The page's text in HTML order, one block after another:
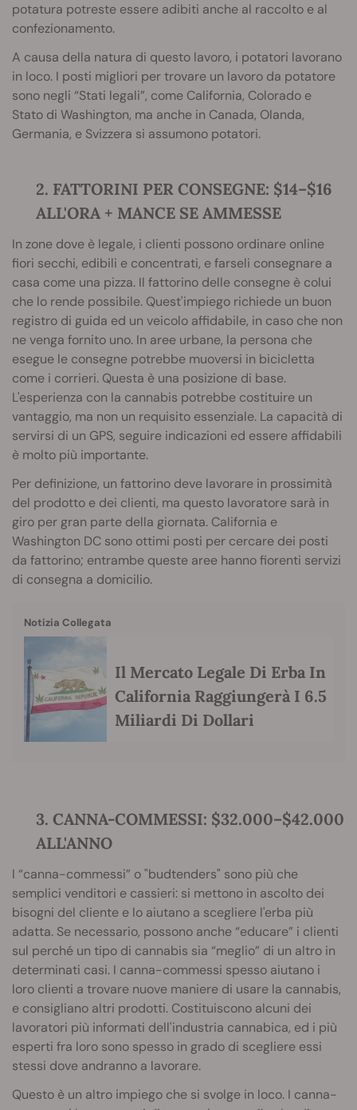
potatura potreste essere adibiti anche al raccolto e al
confezionamento.
A causa della natura di questo lavoro, i potatori lavorano
in loco. I posti migliori per trovare un lavoro da potatore
sono negli “Stati legali”, come California, Colorado e
Stato di Washington, ma anche in Canada, Olanda,
Germania, e Svizzera si assumono potatori.
2. FATTORINI PER CONSEGNE: $14–$16
ALL'ORA + MANCE SE AMMESSE
In zone dove è legale, i clienti possono ordinare online
fiori secchi, edibili e concentrati, e farseli consegnare a
casa come una pizza. Il fattorino delle consegne è colui
che lo rende possibile. Quest'impiego richiede un buon
registro di guida ed un veicolo affidabile, in caso che non
ne venga fornito uno. In aree urbane, la persona che
esegue le consegne potrebbe muoversi in bicicletta
come i corrieri. Questa è una posizione di base.
L'esperienza con la cannabis potrebbe costituire un
vantaggio, ma non un requisito essenziale. La capacità di
servirsi di un GPS, seguire indicazioni ed essere affidabili
è molto più importante.
Per definizione, un fattorino deve lavorare in prossimità
del prodotto e dei clienti, ma questo lavoratore sarà in
giro per gran parte della giornata. California e
Washington DC sono ottimi posti per cercare dei posti
da fattorino; entrambe queste aree hanno fiorenti servizi
di consegna a domicilio.
Notizia Collegata
Il Mercato Legale Di Erba In
California Raggiungerà I 6.5
Miliardi Di Dollari
3. CANNA-COMMESSI: $32.000–$42.000
ALL'ANNO
I “canna-commessi” o "budtenders" sono più che
semplici venditori e cassieri: si mettono in ascolto dei
bisogni del cliente e lo aiutano a scegliere l'erba più
adatta. Se necessario, possono anche “educare” i clienti
sul perché un tipo di cannabis sia “meglio” di un altro in
determinati casi. I canna-commessi spesso aiutano i
loro clienti a trovare nuove maniere di usare la cannabis,
e consigliano altri prodotti. Costituiscono alcuni dei
lavoratori più informati dell'industria cannabica, ed i più
esperti fra loro sono spesso in grado di scegliere essi
stessi dove andranno a lavorare.
Questo è un altro impiego che si svolge in loco. I canna-